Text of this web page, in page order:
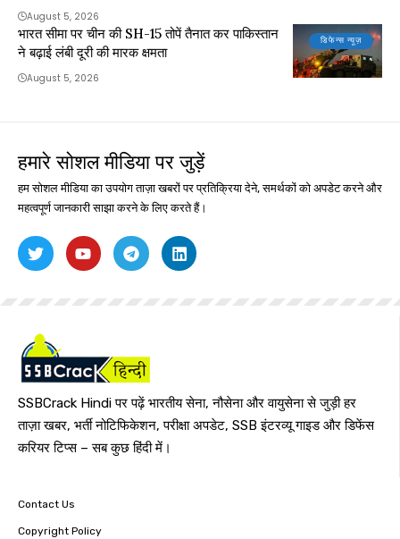
August 5, 2026
डिफेन्स न्यूज़
भारत सीमा पर चीन की SH-15 तोपें तैनात कर पाकिस्तान
ने बढ़ाई लंबी दूरी की मारक क्षमता
August 5, 2026
हमारे सोशल मीडिया पर जुड़ें
हम सोशल मीडिया का उपयोग ताज़ा खबरों पर प्रतिक्रिया देने, समर्थकों को अपडेट करने और
महत्वपूर्ण जानकारी साझा करने के लिए करते हैं।
SSBCrack Hindi पर पढ़ें भारतीय सेना, नौसेना और वायुसेना से जुड़ी हर
ताज़ा खबर, भर्ती नोटिफिकेशन, परीक्षा अपडेट, SSB इंटरव्यू गाइड और डिफेंस
करियर टिप्स – सब कुछ हिंदी में।
Contact Us
Copyright Policy